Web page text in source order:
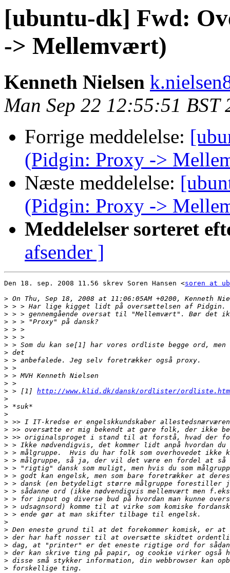
[ubuntu-dk] Fwd:
-> Mellemvært)
Kenneth Nielsen
Man Sep 22 12:55:51 BST
Forrige meddelelse:
(Pidgin: Proxy ->
Næste meddelelse:
(Pidgin: Proxy ->
Meddelelser sorteret
afsender ]
Den 18. sep. 2008 11.56 skrev Soren Hansen <soren at
>
>
>
>
>
>
>
>
>
>
>
>
> > [1] http://www.klid.dk/dansk/ordlister/
>
>
>
>
>
>
>
>
>
>
>
>
>
>
>
>
>
>
>
>
>
>
>